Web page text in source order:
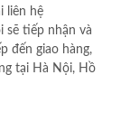
liên hệ
sẽ tiếp nhận và
đến giao hàng,
tại Hà Nội, Hồ